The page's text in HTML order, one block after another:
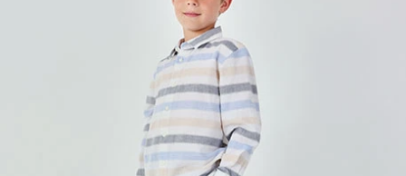
Start der Bestellung